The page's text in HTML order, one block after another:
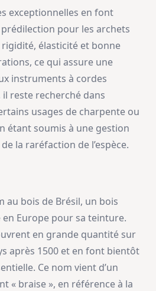
exceptionnelles en font
pour les archets
élasticité et bonne
ce qui assure une
instruments à cordes
reste recherché dans
usages de charpente ou
étant soumis à une gestion
la raréfaction de l’espèce.
au bois de Brésil, un bois
Europe pour sa teinture.
en grande quantité sur
après 1500 et en font bientôt
Ce nom vient d’un
« braise », en référence à la